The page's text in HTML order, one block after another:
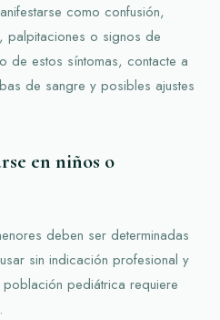
como confusión,
palpitaciones o signos de
de estos síntomas, contacte a
de sangre y posibles ajustes
en niños o
deben ser determinadas
sin indicación profesional y
población pediátrica requiere